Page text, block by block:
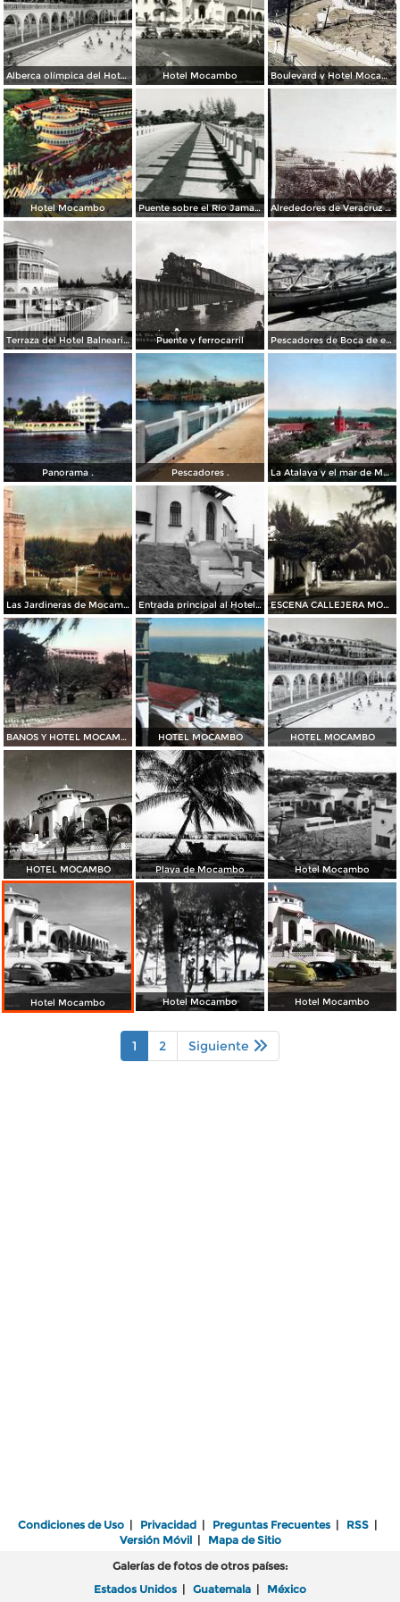
Alberca olímpica del Hotel Mocambo Hotel Mocambo Boulevard y Hotel Mocambo.
Hotel Mocambo Puente sobre el Río Jamapa Alrededores de Veracruz Boca del Rio por el Fotógrafo Abel Briquet..
Terraza del Hotel Balneario Mocambo Puente y ferrocarril Pescadores de Boca de el Rio..
Panorama . Pescadores . La Atalaya y el mar de Mocambo
Las Jardineras de Mocambo Entrada principal al Hotel Mocambo ESCENA CALLEJERA MOCAMBO
BANOS Y HOTEL MOCAMBO HOTEL MOCAMBO HOTEL MOCAMBO
HOTEL MOCAMBO Playa de Mocambo Hotel Mocambo
Hotel Mocambo Hotel Mocambo Hotel Mocambo
1 2 Siguiente
Condiciones de Uso | Privacidad | Preguntas Frecuentes | RSS |
Versión Móvil| Mapa de Sitio
Galerías de fotos de otros países:
Estados Unidos | Guatemala | México